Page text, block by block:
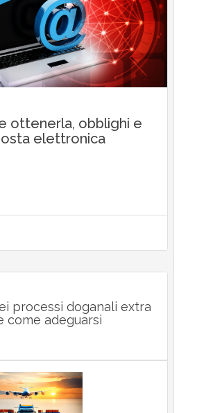
ottenerla, obblighi e
elettronica
processi doganali extra
come adeguarsi